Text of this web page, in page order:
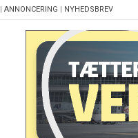
| ANNONCERING | NYHEDSBREV